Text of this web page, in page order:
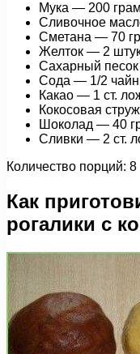
Мука — 200
Сливочное
Сметана — 70
Желток — 2
Сахарный
Сода — 1/2
Какао — 1 ст.
Кокосовая
Шоколад — 40
Сливки — 2 ст.
Количество порций: 8
Как
рогалики с